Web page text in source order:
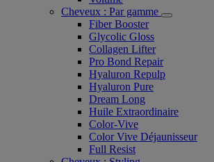
Cheveux : Par gamme
Fiber Booster
Glycolic Gloss
Collagen Lifter
Pro Bond Repair
Hyaluron Repulp
Hyaluron Pure
Dream Long
Huile Extraordinaire
Color-Vive
Color Vive Déjaunisseur
Full Resist